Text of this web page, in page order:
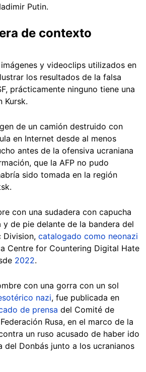
Putin.
de contexto
y videoclips utilizados en
los resultados de la falsa
prácticamente ninguno tiene una
Kursk.
de un camión destruido con
en Internet desde al menos
antes de la ofensiva ucraniana
que la AFP no pudo
sido tomada en la región
con una sudadera con capucha
y de pie delante de la bandera del
Division, catalogado como neonazi
Centre for Countering Digital Hate
2022.
con una gorra con un sol
nazi, fue publicada en
de prensa del Comité de
Rusa, en el marco de la
un ruso acusado de haber ido
del Donbás junto a los ucranianos